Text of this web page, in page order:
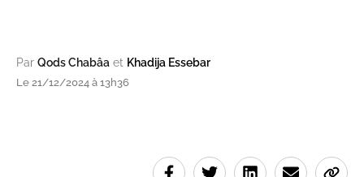
Par Qods Chabâa et Khadija Essebar
Le 21/12/2024 à 13h36